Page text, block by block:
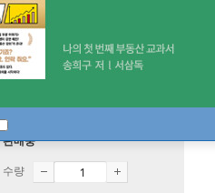
판매중
수량